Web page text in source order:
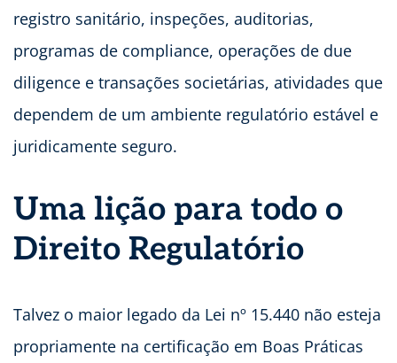
registro sanitário, inspeções, auditorias,
programas de compliance, operações de due
diligence e transações societárias, atividades que
dependem de um ambiente regulatório estável e
juridicamente seguro.
Uma lição para todo o
Direito Regulatório
Talvez o maior legado da Lei nº 15.440 não esteja
propriamente na certificação em Boas Práticas